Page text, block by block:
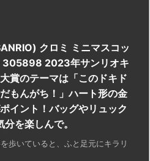
クロミ ミニマスコッ
305898 2023年サンリオキ
賞のテーマは「このドキド
もんがち！」ハート形の金
イント！バッグやリュック
を楽しんで。
歩いていると、ふと足元にキラリ